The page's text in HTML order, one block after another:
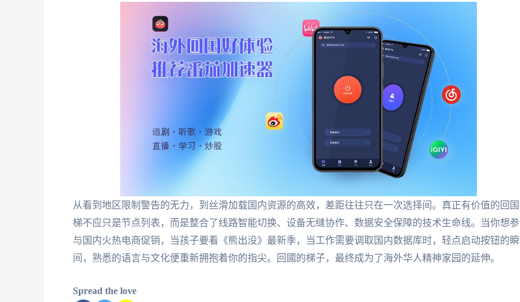
从看到地区限制警告的无力，到丝滑加载国内资源的高效，差距往往只在一次选择间。真正有价值的回国
梯不应只是节点列表，而是整合了线路智能切换、设备无缝协作、数据安全保障的技术生命线。当你想参
与国内火热电商促销，当孩子要看《熊出没》最新季，当工作需要调取国内数据库时，轻点启动按钮的瞬
间，熟悉的语言与文化便重新拥抱着你的指尖。回國的梯子，最终成为了海外华人精神家园的延伸。
Spread the love